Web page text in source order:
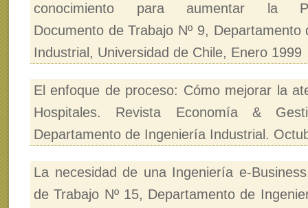
conocimiento para aumentar la
Documento de Trabajo Nº 9, Departamento
Industrial, Universidad de Chile, Enero 1999
El enfoque de proceso: Cómo mejorar la
Hospitales. Revista Economía &
Departamento de Ingeniería Industrial.
La necesidad de una Ingeniería e-
de Trabajo Nº 15, Departamento de